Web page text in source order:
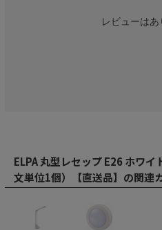
レビューはあ
ELPA 丸型レセップ E26 ホワ
文単位1個）【直送品】の関連